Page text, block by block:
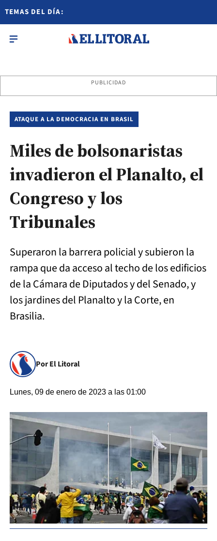
TEMAS DEL DÍA:
PUBLICIDAD
ATAQUE A LA DEMOCRACIA EN BRASIL
Miles de bolsonaristas
invadieron el Planalto, el
Congreso y los
Tribunales
Superaron la barrera policial y subieron la
rampa que da acceso al techo de los edificios
de la Cámara de Diputados y del Senado, y
los jardines del Planalto y la Corte, en
Brasilia.
Por El Litoral
Lunes, 09 de enero de 2023 a las 01:00